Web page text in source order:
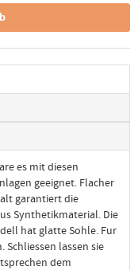
es mit diesen
geeignet. Flacher
garantiert die
Synthetikmaterial. Die
hat glatte Sohle. Fur
lassen sie
dem